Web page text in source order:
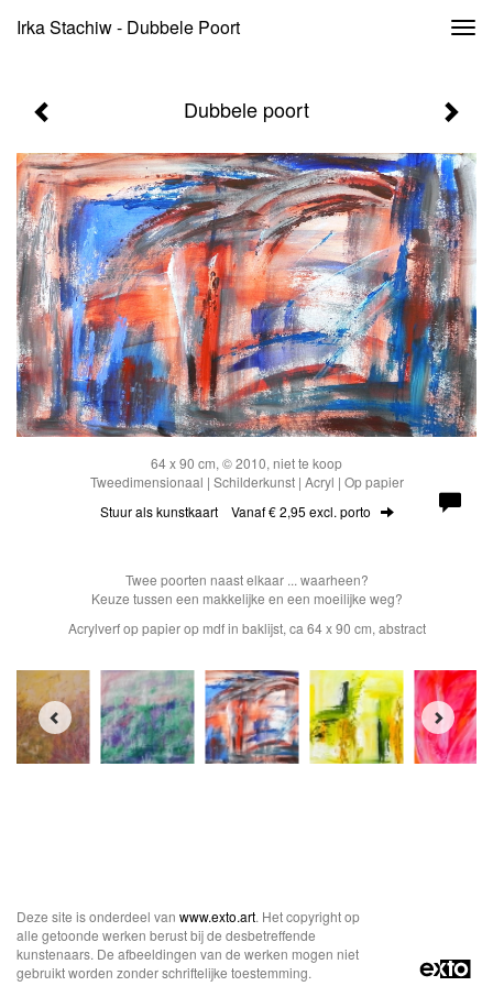
Irka Stachiw - Dubbele Poort
Dubbele poort
64 x 90 cm, © 2010, niet te koop
Tweedimensionaal | Schilderkunst | Acryl | Op papier
Stuur als kunstkaart Vanaf € 2,95 excl. porto
Twee poorten naast elkaar ... waarheen?
Keuze tussen een makkelijke en een moeilijke weg?
Acrylverf op papier op mdf in baklijst, ca 64 x 90 cm, abstract
Deze site is onderdeel van www.exto.art. Het copyright op
alle getoonde werken berust bij de desbetreffende
kunstenaars. De afbeeldingen van de werken mogen niet
gebruikt worden zonder schriftelijke toestemming.